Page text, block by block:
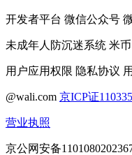
开发者平台 微信公众号
未成年人防沉迷系统 米币
用户应用权限 隐私协议
@wali.com 京ICP证
营业执照
京公网安备